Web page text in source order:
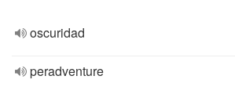
oscuridad
peradventure